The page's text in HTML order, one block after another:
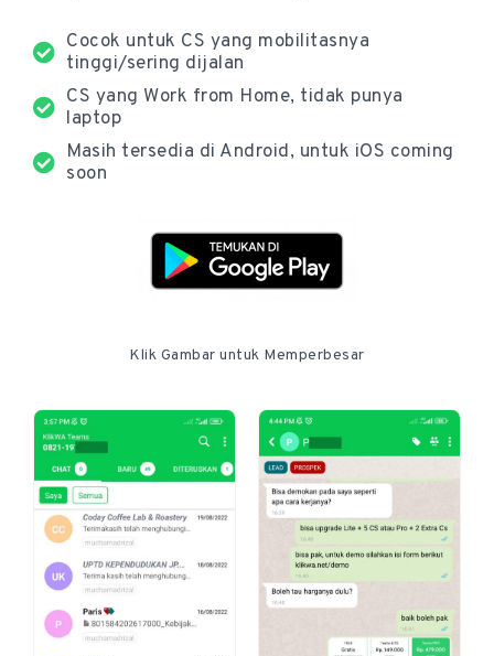
Cocok untuk CS yang mobilitasnya
tinggi/sering dijalan
CS yang Work from Home, tidak punya
laptop
Masih tersedia di Android, untuk iOS coming
soon
Klik Gambar untuk Memperbesar